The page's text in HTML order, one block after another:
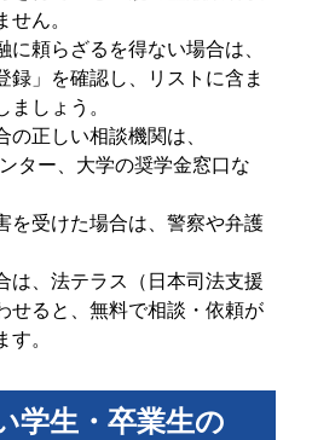
ん。
に頼らざるを得ない場合は、
録」を確認し、リストに含ま
ましょう。
正しい相談機関は、
ター、大学の奨学金窓口な
を受けた場合は、警察や弁護
は、法テラス（日本司法支援
せると、無料で相談・依頼が
。
学生・卒業生の